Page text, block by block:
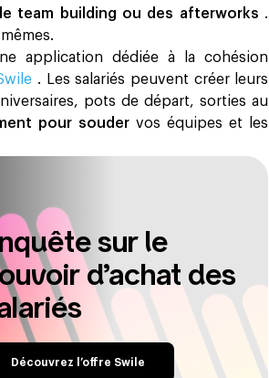
team building ou des afterworks .
application dédiée à la cohésion
. Les salariés peuvent créer leurs
pots de départ, sorties au
pour souder vos équipes et les
sur le
d’achat des
Découvrez l’offre Swile